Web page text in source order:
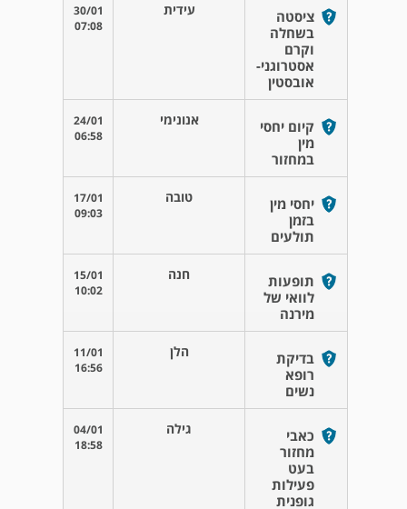
ציסטה
בשחלה
וקרם
אסטרוגני-
אובסטין
עידית
30/01
07:08
קיום יחסי
מין
במחזור
אנונימי
24/01
06:58
יחסי מין
בזמן
תולעים
טובה
17/01
09:03
תופעות
לוואי של
מירנה
חנה
15/01
10:02
בדיקת
רופא
נשים
הלן
11/01
16:56
כאבי
מחזור
בעט
פעילות
גופנית
גילה
04/01
18:58